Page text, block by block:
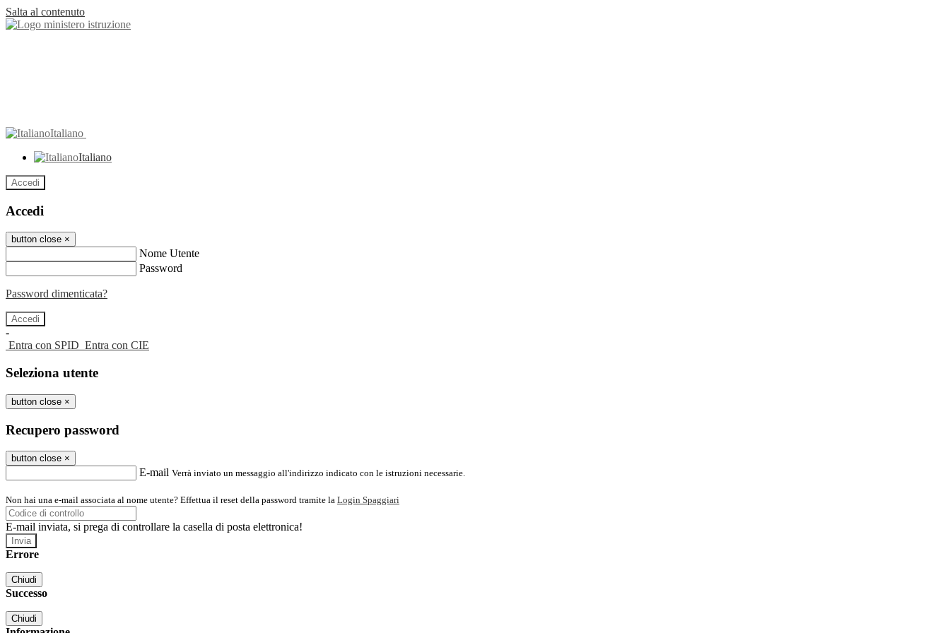
Salta al contenuto
Italiano
Italiano
Accedi
Accedi
button close ×
Nome Utente
Password
Password dimenticata?
-
Entra con SPID Entra con CIE
Seleziona utente
button close ×
Recupero password
button close ×
E-mail Verrà inviato un messaggio all'indirizzo indicato con le istruzioni necessarie.
Non hai una e-mail associata al nome utente? Effettua il reset della password tramite la Login Spaggiari
E-mail inviata, si prega di controllare la casella di posta elettronica!
Errore
Chiudi
Successo
Chiudi